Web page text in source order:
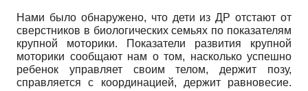
Нами было обнаружено, что дети из ДР отстают от
сверстников в биологических семьях по показателям
крупной моторики. Показатели развития крупной
моторики сообщают нам о том, насколько успешно
ребенок управляет своим телом, держит позу,
справляется с координацией, держит равновесие.